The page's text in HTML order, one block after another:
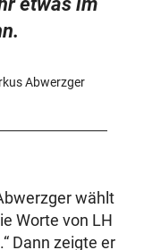
Abwerzger
wählt
Worte von LH
Dann zeigte er